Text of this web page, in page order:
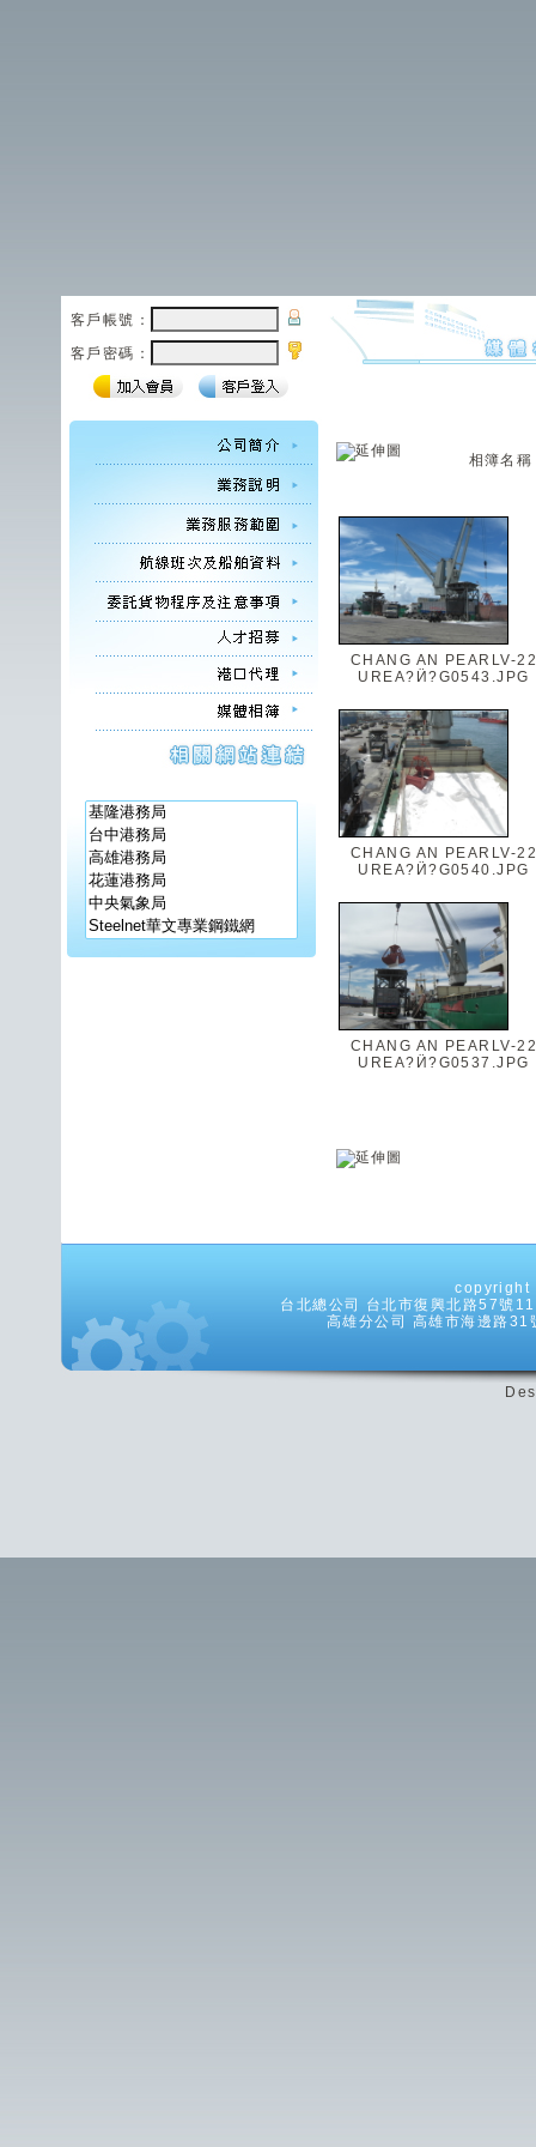
客戶帳號：
客戶密碼：
相簿名稱
CHANG AN PEARLV-
UREA?Ӥ?G0543.JPG
CHANG AN PEARLV-
UREA?Ӥ?G0540.JPG
CHANG AN PEARLV-
UREA?Ӥ?G0537.JPG
copyright
台北總公司 台北市復興北路57
高雄分公司 高雄市海邊路